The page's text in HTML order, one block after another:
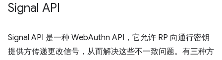
Signal API
Signal API 是一种 WebAuthn API，它允许 RP 向通行密钥
提供方传递更改信号，从而解决这些不一致问题。有三种方